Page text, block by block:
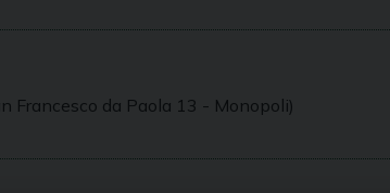
Francesco da Paola 13 - Monopoli)